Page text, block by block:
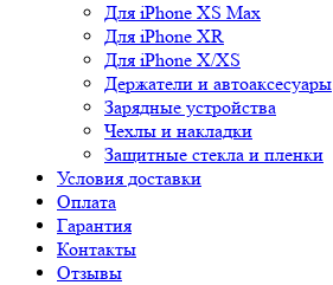
Для iPhone XS Max
Для iPhone XR
Для iPhone X/XS
Держатели и автоаксесуары
Зарядные устройства
Чехлы и накладки
Защитные стекла и пленки
Условия доставки
Оплата
Гарантия
Контакты
Отзывы